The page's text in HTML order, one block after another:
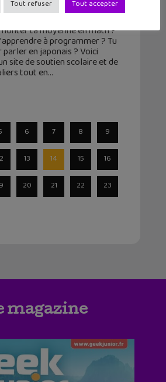
ta moyenne en math ?
à programmer ? Tu
en japonais ? Voici
site de soutien scolaire et de
tout en
6 7 8 9
13 14 15 16
20 21 22 23
magazine
Tout refuser Tout accepter